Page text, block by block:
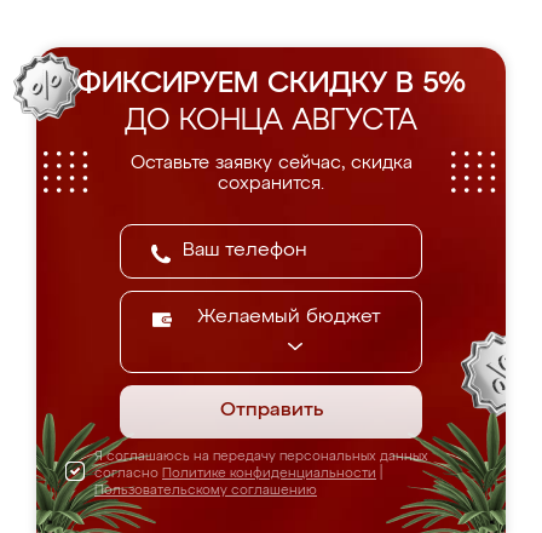
ФИКСИРУЕМ СКИДКУ В 5%
ДО КОНЦА АВГУСТА
Оставьте заявку сейчас, скидка
сохранится.
Желаемый бюджет
Отправить
Я соглашаюсь на передачу персональных данных
согласно Политике конфиденциальности
Пользовательскому соглашению